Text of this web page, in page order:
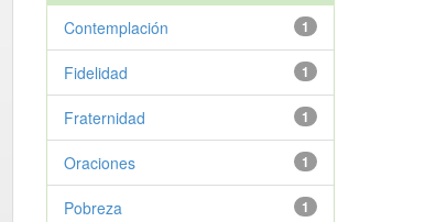
1
Contemplación
1
Fidelidad
1
Fraternidad
1
Oraciones
1
Pobreza